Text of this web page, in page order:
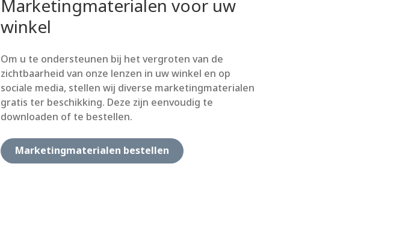
Marketingmaterialen voor uw
winkel
Om u te ondersteunen bij het vergroten van de
zichtbaarheid van onze lenzen in uw winkel en op
sociale media, stellen wij diverse marketingmaterialen
gratis ter beschikking. Deze zijn eenvoudig te
downloaden of te bestellen.
Marketingmaterialen bestellen